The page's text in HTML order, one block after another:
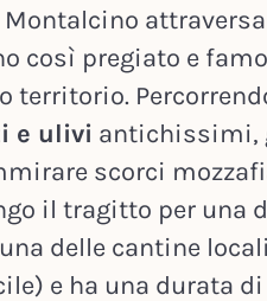
Montalcino
così pregiato e
territorio.
e ulivi antichissimi,
scorci
il tragitto per una
delle cantine
e ha una durata